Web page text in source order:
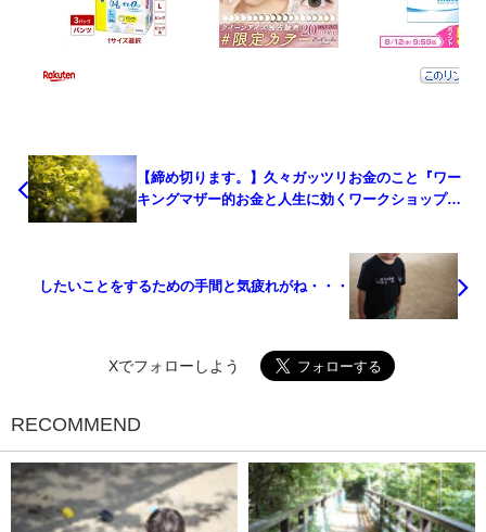
【締め切ります。】久々ガッツリお金のこと『ワー
キングマザー的お金と人生に効くワークショップ』
したいことをするための手間と気疲れがね・・・
Xでフォローしよう
RECOMMEND